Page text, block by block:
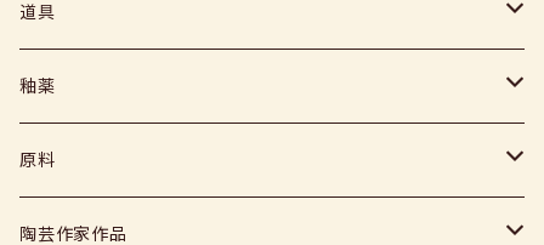
道具
ヘラ
コテ
スポンジ
釉薬
粉末
液体
原料
媒溶剤・調整剤等
陶芸作家作品